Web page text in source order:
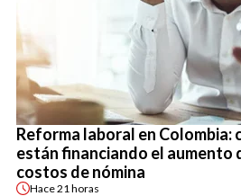
Reforma laboral en Colombia:
están financiando el aumento
costos de nómina
Hace21 horas